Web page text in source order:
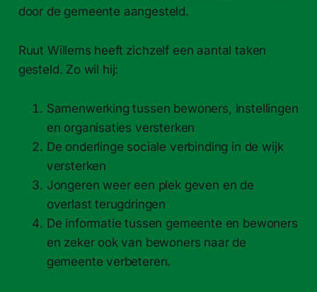
door de gemeente aangesteld.
Ruut Willems heeft zichzelf een aantal taken
gesteld. Zo wil hij:
Samenwerking tussen bewoners, instellingen
en organisaties versterken
De onderlinge sociale verbinding in de wijk
versterken
Jongeren weer een plek geven en de
overlast terugdringen
De informatie tussen gemeente en bewoners
en zeker ook van bewoners naar de
gemeente verbeteren.